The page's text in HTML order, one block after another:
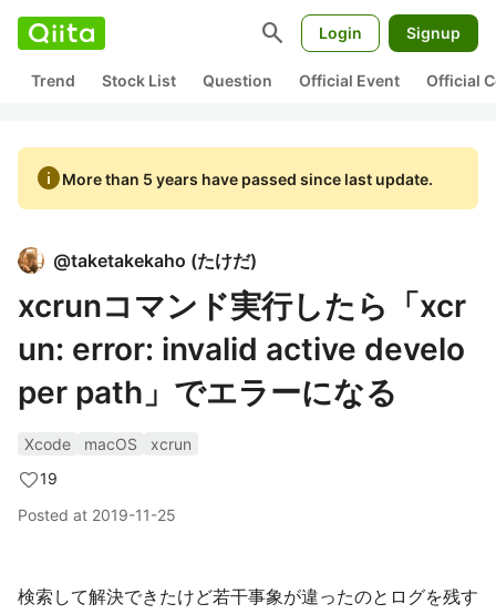
search Login Signup
Trend Stock List Question Official Event Official
infoMore than 5 years have passed since last update.
@taketakekaho (たけだ)
xcrunコマンド実行したら「xcr
un: error: invalid active develo
per path」でエラーになる
Xcode macOS
xcrun
19
Posted at 2019-11-25
検索して解決できたけど若干事象が違ったのとログを残す